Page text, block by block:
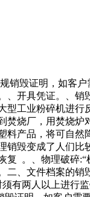
毁证明，如客
开具凭证。、
工业粉碎机进
烧厂，用焚烧
产品，将可自
毁变成了人们
。、物理破碎
、文件档案的
两人以上进行